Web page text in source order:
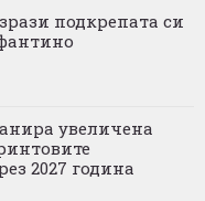
подкрепата си
увеличена
2027 година